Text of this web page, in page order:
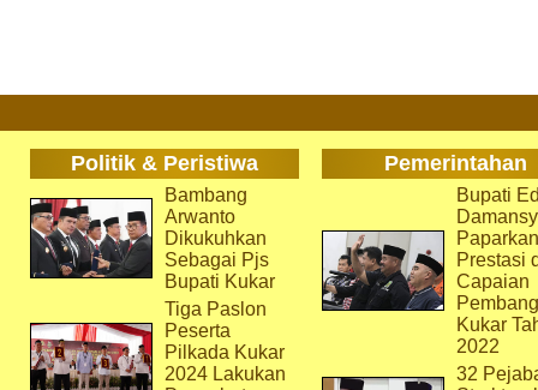
Politik & Peristiwa Pemerintahan
Bambang
Arwanto
Dikukuhkan
Sebagai Pjs
Bupati Kukar
Tiga Paslon
Peserta
Pilkada Kukar
2024 Lakukan
Bupati
Paparkan
Prestasi
Capaian
Kukar
2022
32